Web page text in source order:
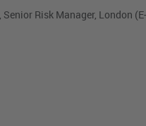
Risk Manager, London